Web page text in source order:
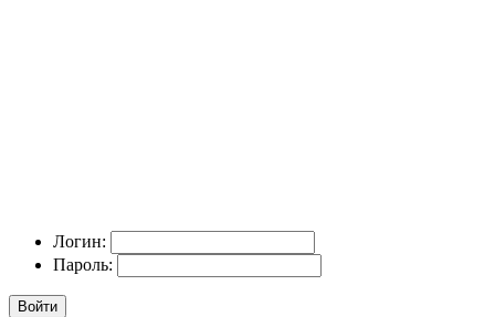
Логин:
Пароль:
Войти